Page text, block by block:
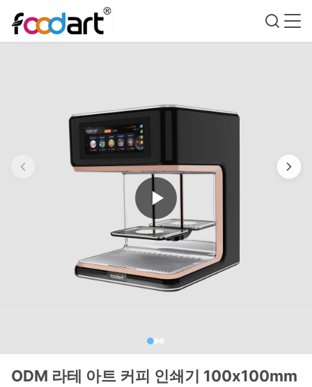
ODM 라테 아트 커피 인쇄기 100x100mm